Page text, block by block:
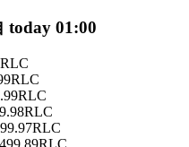
同行
today 01:00
RLC
RLC
RLC
RLC
RLC